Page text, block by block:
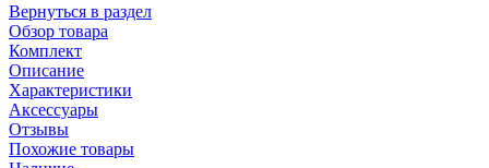
Вернуться в раздел
Обзор товара
Комплект
Описание
Характеристики
Аксессуары
Отзывы
Похожие товары